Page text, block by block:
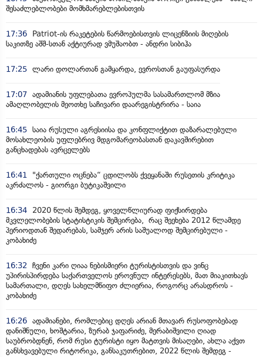
შესაძლებლობები მომხმარებლებისთვის
17:36
Patriot-ის რაკეტების წარმოებისთვის ლიცენზიის მიღების
საკითზე აშშ-სთან აქტიურად ვმუშაობთ - ანდრი სიბიჰა
17:25 ლარი დოლართან გამყარდა, ევროსთან გაუფასურდა
17:07 ადამიანის უფლებათა ევროპულმა სასამართლომ მზია
ამაღლობელის მეოთხე საჩივარი დაარეგისტრირა - საია
16:45 საია რუსული აგრესიისა და კონფლიქტით დაზარალებული
მოსახლეობის უფლებრივ მდგომარეობასთან დაკავშირებით
განცხადებას ავრცელებს
16:41
"ქართული ოცნება“ ცდილობს ქვეყანაში რუსეთის კრიტიკა
აკრძალოს - გიორგი ბუტიკაშვილი
16:34
2020 წლის შემდეგ, ყოველწლიურად ფიქსირდება
მკვლელობების სტატისტიკის შემცირება, რაც შეეხება 2012 წლამდე
პერიოდთან შედარებას, სამჯერ არის საშუალოდ შემცირებული -
კობახიძე
16:32
ჩვენი კარი ღიაა ნებისმიერი ტურისტისთვის და ვინც
უპირისპირდება საქართველოს ეროვნულ ინტერესებს, მათ მიაკითხავს
სამართალი, დღეს სახელმწიფო ძლიერია, როგორც არასდროს -
კობახიძე
16:26 ადამიანები, რომლებიც დღეს არიან მთავარ რუსოფობებად
დანიშნული, ხოშტარია, ზურაბ ჯაფარიძე, მერაბიშვილი ღიად
საუბრობდნენ, რომ რუსი ტურისტი იყო მატთვის მისაღები, ახლა აქვთ
განსხვავებული რიტორიკა, განსაკუთრებით, 2022 წლის შემდეგ -